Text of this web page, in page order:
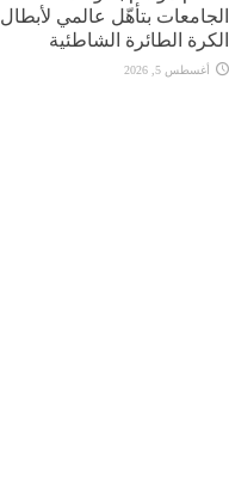
الجامعات بتأهّل عالمي لأبطال
الكرة الطائرة الشاطئية
أغسطس 5, 2026